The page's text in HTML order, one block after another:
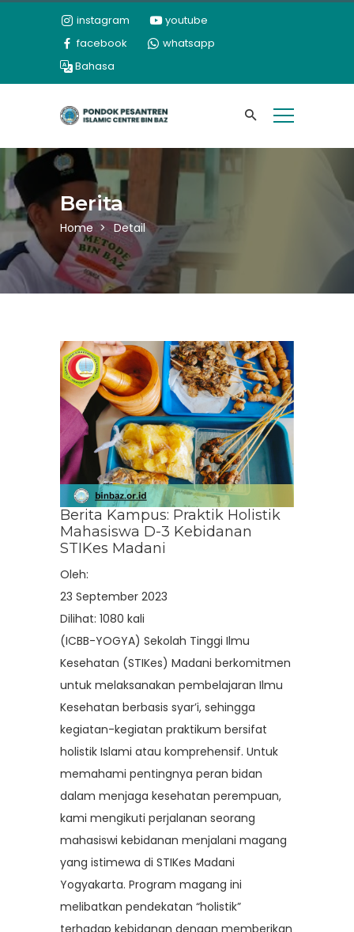
instagram
youtube
facebook
whatsapp
Bahasa
Berita
Home Detail
Berita Kampus: Praktik Holistik
Mahasiswa D-3 Kebidanan
STIKes Madani
Oleh:
23 September 2023
Dilihat: 1080 kali
(ICBB-YOGYA) Sekolah Tinggi Ilmu
Kesehatan (STIKes) Madani berkomitmen
untuk melaksanakan pembelajaran Ilmu
Kesehatan berbasis syar’i, sehingga
kegiatan-kegiatan praktikum bersifat
holistik Islami atau komprehensif. Untuk
memahami pentingnya peran bidan
dalam menjaga kesehatan perempuan,
kami mengikuti perjalanan seorang
mahasiswi kebidanan menjalani magang
yang istimewa di STIKes Madani
Yogyakarta. Program magang ini
melibatkan pendekatan “holistik”
terhadap kebidanan dengan memberikan